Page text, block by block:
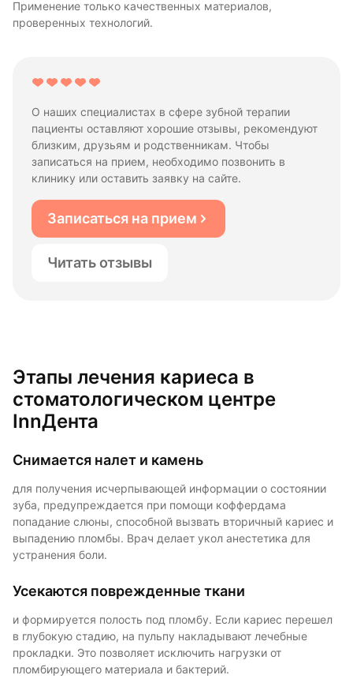
Применение только качественных материалов,
проверенных технологий.
О наших специалистах в сфере зубной терапии
пациенты оставляют хорошие отзывы, рекомендуют
близким, друзьям и родственникам. Чтобы
записаться на прием, необходимо позвонить в
клинику или оставить заявку на сайте.
Записаться на прием
Читать отзывы
Этапы лечения кариеса в
стоматологическом центре
InnДента
Снимается налет и камень
для получения исчерпывающей информации о состоянии
зуба, предупреждается при помощи коффердама
попадание слюны, способной вызвать вторичный кариес и
выпадению пломбы. Врач делает укол анестетика для
устранения боли.
Усекаются поврежденные ткани
и формируется полость под пломбу. Если кариес перешел
в глубокую стадию, на пульпу накладывают лечебные
прокладки. Это позволяет исключить нагрузки от
пломбирующего материала и бактерий.